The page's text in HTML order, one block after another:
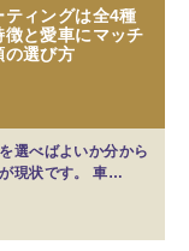
ティングは全4種
徴と愛車にマッチ
の選び方
選べばよいか分から
現状です。 車…